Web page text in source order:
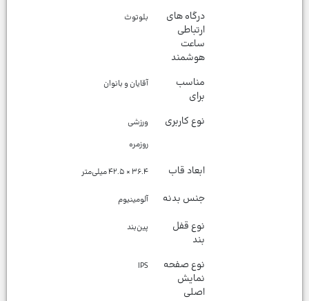
درگاه های
ارتباطی
ساعت
هوشمند
بلوتوث
مناسب
برای
آقایان و بانوان
نوع کاربری
روزمره
ابعاد قاب ۳۶.۴ × ۴۲.۵ میلی‌متر
جنس بدنه آلومینیوم
نوع قفل
بند
پین‌بند
نوع صفحه
نمایش
اصلی
IPS